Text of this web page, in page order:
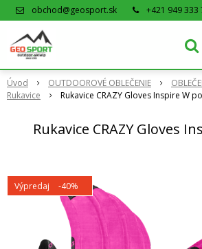
obchod@geosport.sk +421 949
Úvod OUTDOOROVÉ OBLEČENIE
Rukavice
Rukavice CRAZY Gloves Inspire W
Rukavice CRAZY Gloves
Výpredaj -40%